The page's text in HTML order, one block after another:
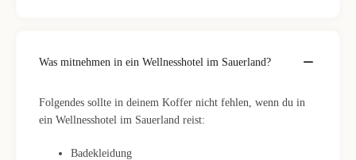
Was mitnehmen in ein Wellnesshotel im Sauerland?
Folgendes sollte in deinem Koffer nicht fehlen, wenn du in
ein Wellnesshotel im Sauerland reist:
Badekleidung